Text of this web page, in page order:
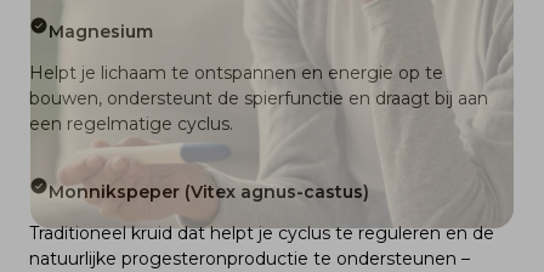
Magnesium
Helpt je lichaam te ontspannen en energie op te
bouwen, ondersteunt de spierfunctie en draagt bij aan
een regelmatige cyclus.
Monnikspeper (Vitex agnus-castus)
Traditioneel kruid dat helpt je cyclus te reguleren en de
natuurlijke progesteronproductie te ondersteunen –